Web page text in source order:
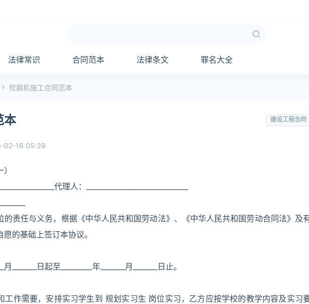
法律常识 合同范本 法律条文 罪名大全
挖掘机施工合同范本
本 建设工程合同
02-16 05:39
代理人：_____________________________
的责任与义务，根据《中华人民共和国劳动法》、《中华人民共和国劳动合同法》及
的基础上签订本协议。
_______日起至_________年_______月_______日止。
工作需要，安排实习学生到 规划实习生 岗位实习，乙方应按学校的教学内容及实习